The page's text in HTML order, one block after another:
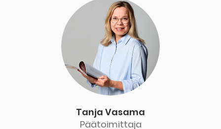
Tanja Vasama
Päätoimittaja